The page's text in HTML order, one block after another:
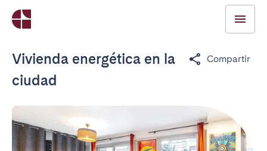
Vivienda energética en la
ciudad
Compartir